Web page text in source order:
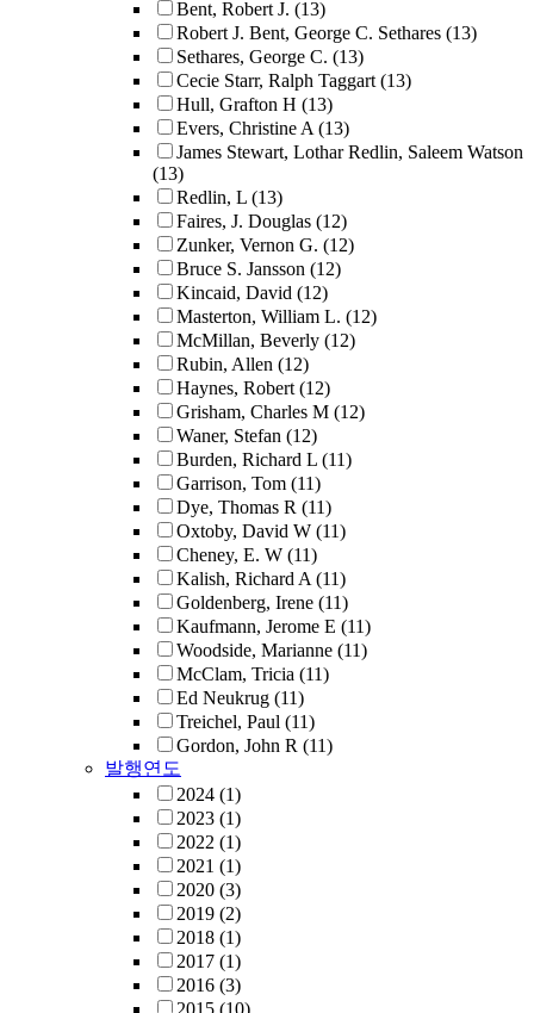
Bent, Robert J. (13)
Robert J. Bent, George C. Sethares (13)
Sethares, George C. (13)
Cecie Starr, Ralph Taggart (13)
Hull, Grafton H (13)
Evers, Christine A (13)
James Stewart, Lothar Redlin, Saleem Watson
(13)
Redlin, L (13)
Faires, J. Douglas (12)
Zunker, Vernon G. (12)
Bruce S. Jansson (12)
Kincaid, David (12)
Masterton, William L. (12)
McMillan, Beverly (12)
Rubin, Allen (12)
Haynes, Robert (12)
Grisham, Charles M (12)
Waner, Stefan (12)
Burden, Richard L (11)
Garrison, Tom (11)
Dye, Thomas R (11)
Oxtoby, David W (11)
Cheney, E. W (11)
Kalish, Richard A (11)
Goldenberg, Irene (11)
Kaufmann, Jerome E (11)
Woodside, Marianne (11)
McClam, Tricia (11)
Ed Neukrug (11)
Treichel, Paul (11)
Gordon, John R (11)
발행연도
2024 (1)
2023 (1)
2022 (1)
2021 (1)
2020 (3)
2019 (2)
2018 (1)
2017 (1)
2016 (3)
2015 (10)